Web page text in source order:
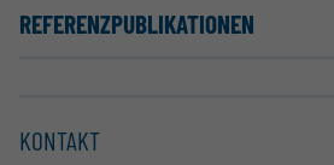
REFERENZPUBLIKATIONEN
KONTAKT